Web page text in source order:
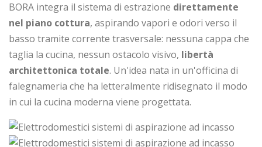
BORA integra il sistema di estrazione direttamente
nel piano cottura, aspirando vapori e odori verso il
basso tramite corrente trasversale: nessuna cappa che
taglia la cucina, nessun ostacolo visivo, libertà
architettonica totale. Un'idea nata in un'officina di
falegnameria che ha letteralmente ridisegnato il modo
in cui la cucina moderna viene progettata.